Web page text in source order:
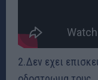
2.Δεν εχει